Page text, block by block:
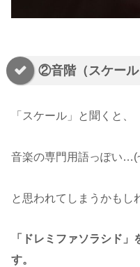
②音階（スケール
「スケール」と聞くと、
音楽の専門用語っぽい
と思われてしまうかもし
「ドレミファソラシド
す。